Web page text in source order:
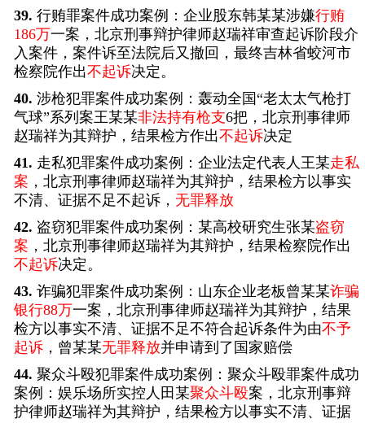
39. 行贿罪案件成功案例：企业股东韩某某涉嫌行贿
186万一案，北京刑事辩护律师赵瑞祥审查起诉阶段介
入案件，案件诉至法院后又撤回，最终吉林省蛟河市
检察院作出不起诉决定。
40. 涉枪犯罪案件成功案例：轰动全国“老太太气枪打
气球”系列案王某某非法持有枪支6把，北京刑事律师
赵瑞祥为其辩护，结果检方作出不起诉决定
41. 走私犯罪案件成功案例：企业法定代表人王某走私
案 ，北京刑事律师赵瑞祥为其辩护，结果检方以事实
不清、证据不足不起诉， 无罪释放
42. 盗窃犯罪案件成功案例：某高校研究生张某盗窃
案 ，北京刑事律师赵瑞祥为其辩护，结果检察院作出
不起诉决定。
43. 诈骗犯罪案件成功案例：山东企业老板曾某某诈骗
银行88万一案，北京刑事律师赵瑞祥为其辩护，结果
检方以事实不清、证据不足不符合起诉条件为由不予
起诉 ，曾某某无罪释放并申请到了国家赔偿
44. 聚众斗殴犯罪案件成功案例：聚众斗殴罪案件成功
案例：娱乐场所实控人田某聚众斗殴案，北京刑事辩
护律师赵瑞祥为其辩护，结果检方以事实不清、证据